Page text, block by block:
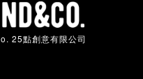
25點創意有限公司